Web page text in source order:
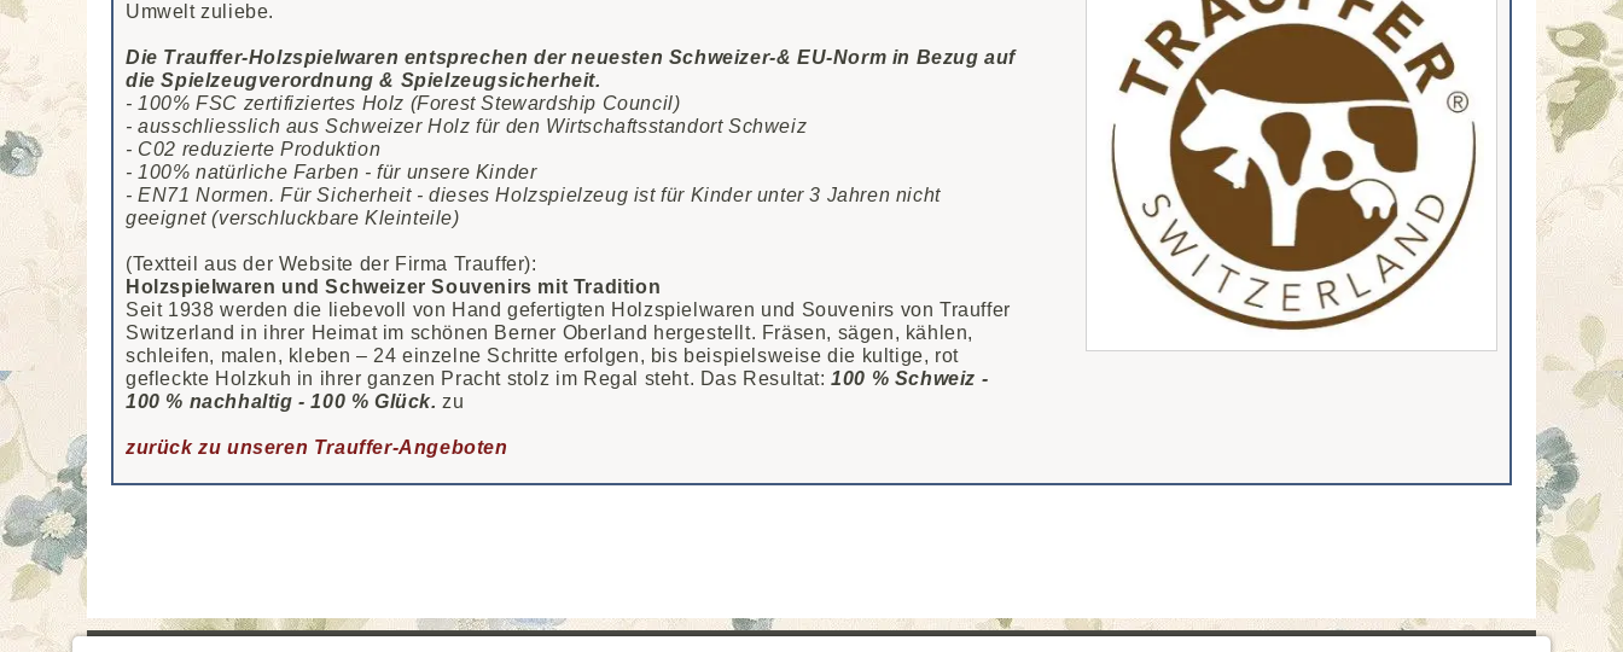
Umwelt zuliebe.
Die Trauffer-Holzspielwaren entsprechen der neuesten Schweizer-& EU-Norm in Bezug auf
die Spielzeugverordnung & Spielzeugsicherheit.
- 100% FSC zertifiziertes Holz (Forest Stewardship Council)
- ausschliesslich aus Schweizer Holz für den Wirtschaftsstandort Schweiz
- C02 reduzierte Produktion
- 100% natürliche Farben - für unsere Kinder
- EN71 Normen. Für Sicherheit - dieses Holzspielzeug ist für Kinder unter 3 Jahren nicht
geeignet (verschluckbare Kleinteile)
(Textteil aus der Website der Firma Trauffer):
Holzspielwaren und Schweizer Souvenirs mit Tradition
Seit 1938 werden die liebevoll von Hand gefertigten Holzspielwaren und Souvenirs von Trauffer
Switzerland in ihrer Heimat im schönen Berner Oberland hergestellt. Fräsen, sägen, kählen,
schleifen, malen, kleben – 24 einzelne Schritte erfolgen, bis beispielsweise die kultige, rot
gefleckte Holzkuh in ihrer ganzen Pracht stolz im Regal steht. Das Resultat:100 % Schweiz -
100 % nachhaltig - 100 % Glück. zu
zurück zu unseren Trauffer-Angeboten